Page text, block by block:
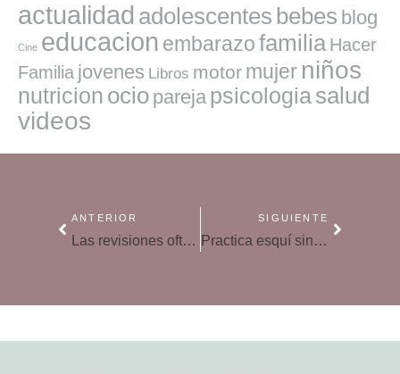
actualidad adolescentes bebes blog
Cine educacion embarazofamilia Hacer
Familia jovenes Libros motor mujer niños
nutricion ocio pareja psicologiasalud
videos
ANTERIOR
Las revisiones oftalmológicas pueden detectar otros problemas de salud
SIGUIENTE
Practica esquí sin romperte: cómo prevenir lesiones